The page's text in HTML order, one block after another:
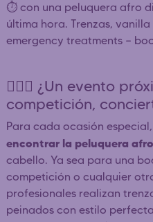
⏱️ con una peluquera afro
última hora. Trenzas,
emergency treatments —
👰🏿‍♀️ ¿Un evento
competición,
Para cada ocasión
encontrar la peluquera
cabello. Ya sea para una
competición o cualquier
profesionales realizan
peinados con estilo